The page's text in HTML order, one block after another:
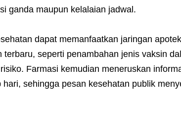
ganda maupun kelalaian jadwal.
dapat memanfaatkan jaringan
terbaru, seperti penambahan jenis vaksin
Farmasi kemudian meneruskan
sehingga pesan kesehatan publik